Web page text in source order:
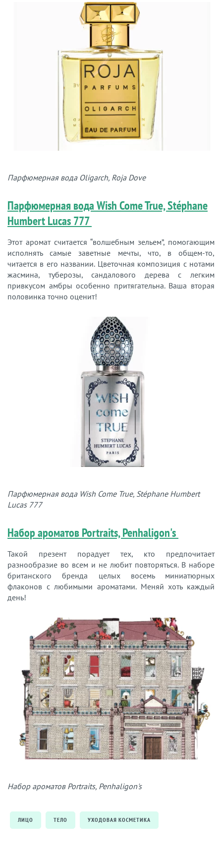
Парфюмерная вода Oligarch, Roja Dove
Парфюмерная вода Wish Come True, Stéphane
Humbert Lucas 777
Этот аромат считается “волшебным зельем”, помогающим
исполнять самые заветные мечты, что, в общем-то,
читается в его названии. Цветочная композиция с нотами
жасмина, туберозы, сандалового дерева с легким
привкусом амбры особенно притягательна. Ваша вторая
половинка точно оценит!
Парфюмерная вода Wish Come True, Stéphane Humbert
Lucas 777
Набор ароматов Portraits, Penhaligon's
Такой презент порадует тех, кто предпочитает
разнообразие во всем и не любит повторяться. В наборе
британского бренда целых восемь миниатюрных
флаконов с любимыми ароматами. Меняй хоть каждый
день!
Набор ароматов Portraits, Penhaligon's
ЛИЦО ТЕЛО УХОДОВАЯ КОСМЕТИКА